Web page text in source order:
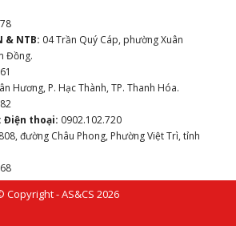
& NTB: 04 Trần Quý Cáp, phường Xuân
Đồng.
Hương, P. Hạc Thành, TP. Thanh Hóa.
Điện thoại: 0902.102.720
đường Châu Phong, Phường Việt Trì, tỉnh
Copyright - AS&CS 2026